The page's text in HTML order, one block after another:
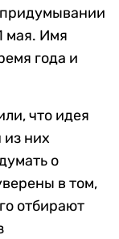
придумывании
мая. Имя
года и
что идея
из них
о
в том,
отбирают